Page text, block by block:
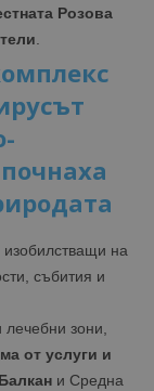
Розова
.
на
събития и
лечебни зони,
от услуги и
и Средна